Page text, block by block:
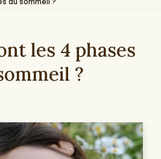
les 4 phases
?